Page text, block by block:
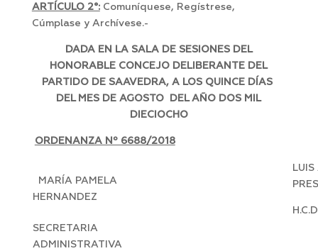
ARTÍCULO 2°:Comuníquese, Regístrese,
Cúmplase y Archívese.-
DADA EN LA SALA DE SESIONES DEL
HONORABLE CONCEJO DELIBERANTE DEL
PARTIDO DE SAAVEDRA, A LOS QUINCE DÍAS
DEL MES DE AGOSTO DEL AÑO DOS MIL
DIECIOCHO
ORDENANZA Nº 6688/2018
MARÍA PAMELA
HERNANDEZ
LUIS
SECRETARIA
ADMINISTRATIVA